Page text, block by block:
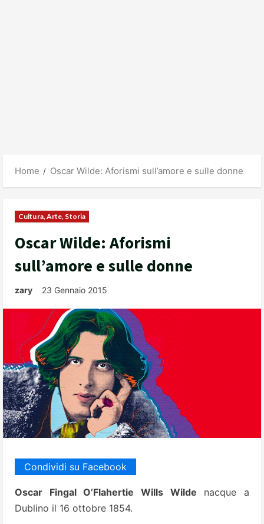
Home Oscar Wilde: Aforismi sull’amore e sulle donne
Cultura, Arte, Storia
Oscar Wilde: Aforismi
sull’amore e sulle donne
zary 23 Gennaio 2015
Condividi su Facebook
Oscar Fingal O’Flahertie Wills Wilde nacque a
Dublino il 16 ottobre 1854.